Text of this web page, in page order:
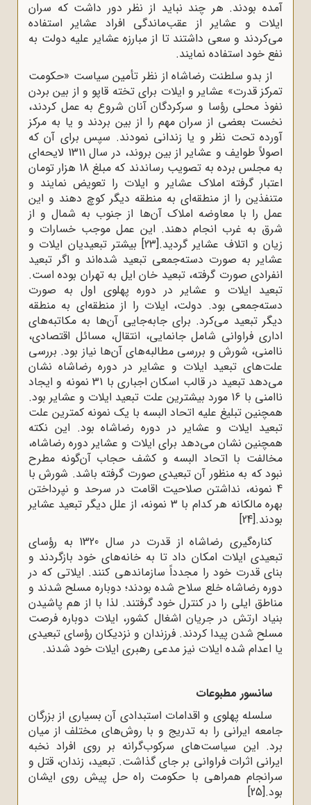
آمده بودند. هر چند نباید از نظر دور داشت که سران
ایلات و عشایر از عقب‌ماندگی افراد عشایر استفاده
می‌کردند و سعی داشتند تا از مبارزه عشایر علیه دولت به
نفع خود استفاده نمایند.
از بدو سلطنت رضاشاه از نظر تأمین سیاست «حکومت
تمرکز قدرت» عشایر و ایلات برای تخته قاپو و از بین بردن
نفوذ محلی رؤسا و سرکردگان آنان شروع به عمل کردند،
نخست بعضی از سران مهم را از بین بردند و یا به مرکز
آورده تحت‌ نظر و یا زندانی نمودند. سپس برای آن که
اصولاً طوایف و عشایر از بین بروند، در سال 1311 لایحه‌ای
به مجلس برده به تصویب رساندند که مبلغ 18 هزار تومان
اعتبار گرفته املاک عشایر و ایلات را تعویض نمایند و
متنفذین را از منطقه‌ای به منطقه دیگر کوچ دهند و این
عمل را با معاوضه املاک آن‌ها از جنوب به شمال و از
شرق به غرب انجام دهند. این عمل موجب خسارات و
زیان و اتلاف عشایر گردید.[23]
بیشتر تبعیدیان ایلات و
عشایر به‌ صورت دسته‌جمعی تبعید شده‌اند و اگر تبعید
انفرادی صورت گرفته، تبعید خان ایل به تهران بوده است.
تبعید ایلات و عشایر در دوره پهلوی اول به ‌صورت
دسته‌جمعی بود. دولت، ایلات را از منطقه‌ای به منطقه
دیگر تبعید می‌کرد. برای جابه‌جایی آن‌ها به مکاتبه‌های
اداری فراوانی شامل جانمایی، انتقال، مسائل اقتصادی،
ناامنی، شورش و بررسی مطالبه‌های آن‌ها نیاز بود. بررسی
علت‌های تبعید ایلات و عشایر در دوره رضاشاه نشان
می‌دهد تبعید در قالب اسکان اجباری با 31 نمونه و ایجاد
ناامنی با 16 مورد بیشترین علت تبعید ایلات و عشایر بود.
همچنین تبلیغ علیه اتحاد البسه با یک نمونه کمترین علت
تبعید ایلات و عشایر در دوره رضاشاه بود. این نکته
همچنین نشان می‌دهد برای ایلات و عشایر دوره رضاشاه،
مخالفت با اتحاد البسه و کشف حجاب آن‌گونه مطرح
نبود که به منظور آن تبعیدی صورت گرفته باشد. شورش با
4 نمونه، نداشتن صلاحیت اقامت در سرحد و نپرداختن
بهره مالکانه هر کدام با 3 نمونه، از علل دیگر تبعید عشایر
بودند.[24]
کناره‌گیری رضاشاه از قدرت در سال 1320 به رؤسای
تبعیدی ایلات امکان داد تا به خانه‌های خود بازگردند و
بنای قدرت خود را مجدداً سازماندهی کنند. ایلاتی که در
دوره رضاشاه خلع سلاح شده بودند؛ دوباره مسلح شدند و
مناطق ایلی را در کنترل خود گرفتند. لذا با از هم پاشیدن
بنیاد ارتش در جریان اشغال کشور، ایلات دوباره فرصت
مسلح شدن پیدا کردند. فرزندان و نزدیکان رؤسای تبعیدی
یا اعدام شده ایلات نیز مدعی رهبری ایلات خود شدند.
سانسور مطبوعات
سلسله پهلوی و اقدامات استبدادی آن بسیاری از بزرگان
جامعه ایرانی را به تدریج و با روش‌های مختلف از میان
برد. این سیاست‌های سرکوب‌گرانه بر روی افراد نخبه
ایرانی اثرات فراوانی بر جای گذاشت. تبعید، زندان، قتل و
سرانجام همراهی با حکومت راه حل پیش روی ایشان
بود.[25]